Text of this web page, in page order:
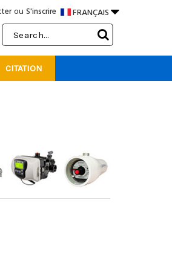
ou S'inscrire FRANÇAIS
Keyword:
CITATION